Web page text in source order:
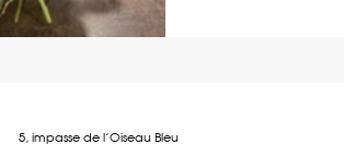
5, impasse de l'Oiseau Bleu